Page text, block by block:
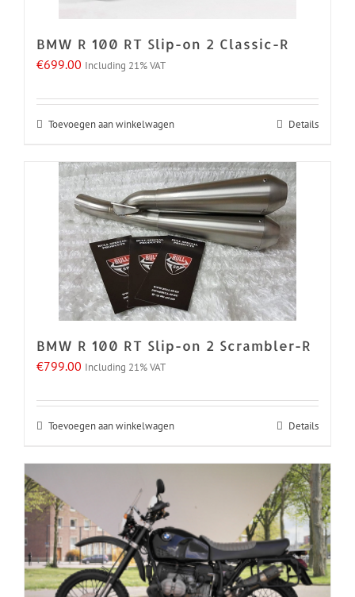
BMW R 100 RT Slip-on 2 Classic-R
€699.00 Including 21% VAT
Toevoegen aan winkelwagen Details
BMW R 100 RT Slip-on 2 Scrambler-R
€799.00 Including 21% VAT
Toevoegen aan winkelwagen Details